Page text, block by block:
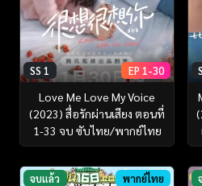
SS 1 EP 1-30
Love Me Love My Voice
(2023) สื่อรักผ่านเสียง ตอนที่
1-33 จบ ซับไทย/พากย์ไทย
จบแล้ว พากย์ไทย